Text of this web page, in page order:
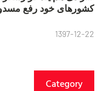
کشورهای خود رفع
1397-12-22
Category